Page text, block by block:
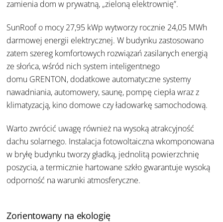
zamienia dom w prywatną, „zieloną elektrownię”.
SunRoof o mocy 27,95 kWp wytworzy rocznie 24,05 MWh
darmowej energii elektrycznej. W budynku zastosowano
zatem szereg komfortowych rozwiązań zasilanych energią
ze słońca, wśród nich system inteligentnego
domu GRENTON, dodatkowe automatyczne systemy
nawadniania, automowery, saunę, pompę ciepła wraz z
klimatyzacją, kino domowe czy ładowarkę samochodową.
Warto zwrócić uwagę również na wysoką atrakcyjność
dachu solarnego. Instalacja fotowoltaiczna wkomponowana
w bryłę budynku tworzy gładką, jednolitą powierzchnię
poszycia, a termicznie hartowane szkło gwarantuje wysoką
odporność na warunki atmosferyczne.
Zorientowany na ekologię